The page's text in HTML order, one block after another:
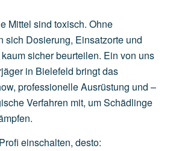
Mittel sind toxisch. Ohne
sich Dosierung, Einsatzorte und
sicher beurteilen. Ein von uns
in Bielefeld bringt das
professionelle Ausrüstung und –
Verfahren mit, um Schädlinge
einschalten, desto: